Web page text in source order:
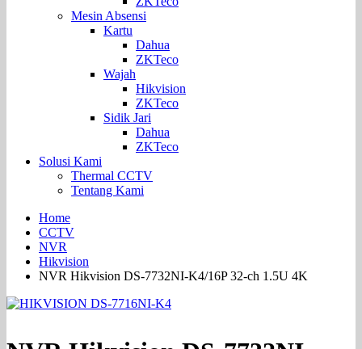
Mesin Absensi
Kartu
Dahua
ZKTeco
Wajah
Hikvision
ZKTeco
Sidik Jari
Dahua
ZKTeco
Solusi Kami
Thermal CCTV
Tentang Kami
Home
CCTV
NVR
Hikvision
NVR Hikvision DS-7732NI-K4/16P 32-ch 1.5U 4K